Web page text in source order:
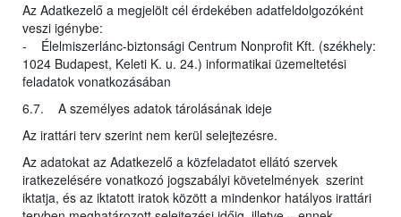
Az Adatkezelő a megjelölt cél érdekében adatfeldolgozóként
veszi igénybe:
- Élelmiszerlánc-biztonsági Centrum Nonprofit Kft. (székhely:
1024 Budapest, Keleti K. u. 24.) informatikai üzemeltetési
feladatok vonatkozásában
6.7. A személyes adatok tárolásának ideje
Az irattári terv szerint nem kerül selejtezésre.
Az adatokat az Adatkezelő a közfeladatot ellátó szervek
iratkezelésére vonatkozó jogszabályi követelmények szerint
iktatja, és az iktatott iratok között a mindenkor hatályos irattári